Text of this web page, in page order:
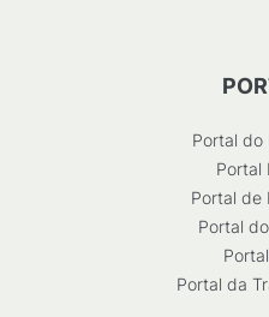
Portal do
Portal
Portal de
Portal
Portal da